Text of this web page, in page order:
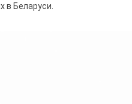
в Беларуси.